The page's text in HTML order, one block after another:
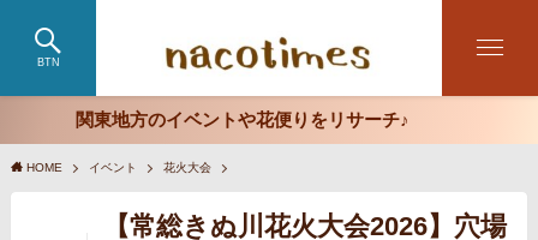
BTN
関東地方のイベントや花便りをリサーチ♪
HOME イベント 花火大会
【常総きぬ川花火大会2026】穴場